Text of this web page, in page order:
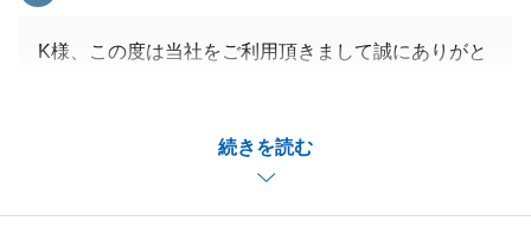
続きを読む
K様、この度は当社をご利用頂きまして誠にありがと
販売期間中に不十分なご報告やご提案で、ご不安なお
気持ちにさせてしまったこと誠に申し訳ございません